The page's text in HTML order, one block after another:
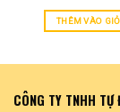
sản
THÊM VÀO
CÔNG TY TNHH